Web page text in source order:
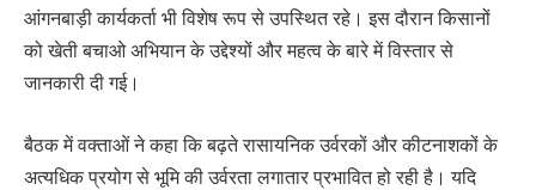
आंगनबाड़ी कार्यकर्ता भी विशेष रूप से उपस्थित रहे। इस दौरान किसानों
को खेती बचाओ अभियान के उद्देश्यों और महत्व के बारे में विस्तार से
जानकारी दी गई।
बैठक में वक्ताओं ने कहा कि बढ़ते रासायनिक उर्वरकों और कीटनाशकों के
अत्यधिक प्रयोग से भूमि की उर्वरता लगातार प्रभावित हो रही है। यदि